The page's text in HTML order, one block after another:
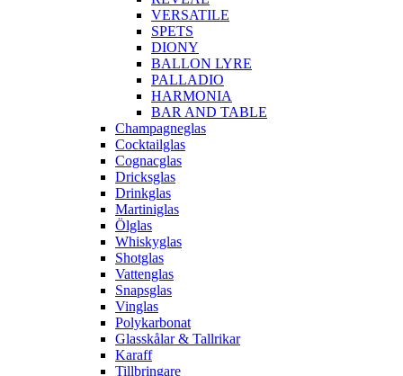
VERSATILE
SPETS
DIONY
BALLON LYRE
PALLADIO
HARMONIA
BAR AND TABLE
Champagneglas
Cocktailglas
Cognacglas
Dricksglas
Drinkglas
Martiniglas
Ölglas
Whiskyglas
Shotglas
Vattenglas
Snapsglas
Vinglas
Polykarbonat
Glasskålar & Tallrikar
Karaff
Tillbringare